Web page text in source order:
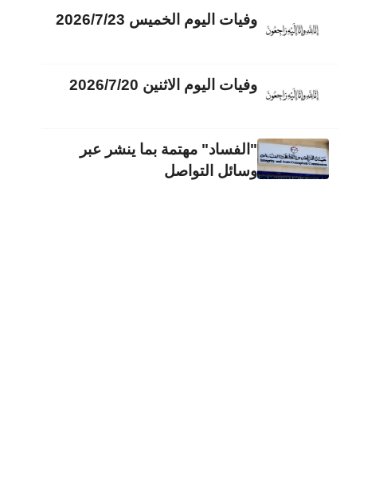
وفيات اليوم الخميس 2026/7/23
وفيات اليوم الاثنين 2026/7/20
"الفساد" مهتمة بما ينشر عبر
وسائل التواصل